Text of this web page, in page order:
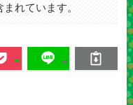
れています。